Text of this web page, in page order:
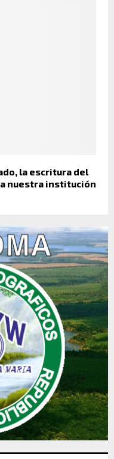
la escritura del
nuestra institución